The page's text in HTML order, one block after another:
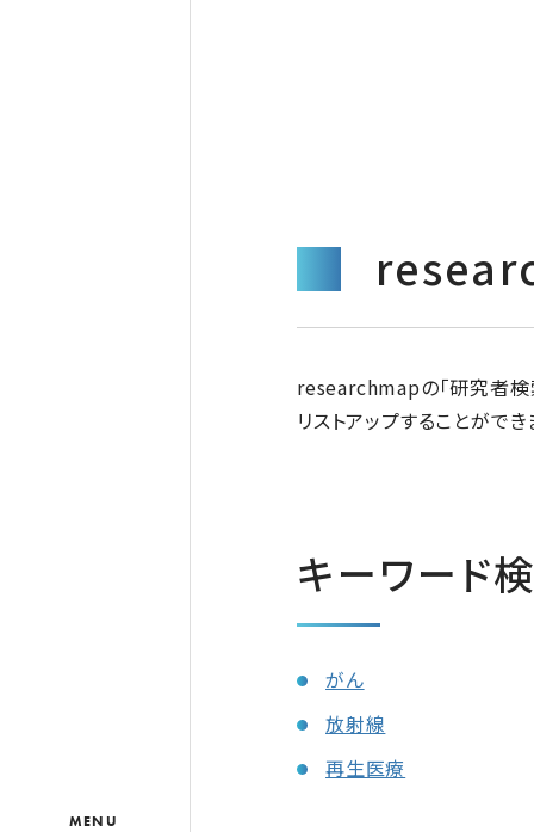
MENU
researchmapの「研究者検
リストアップすることができ
キーワード
がん
放射線
再生医療